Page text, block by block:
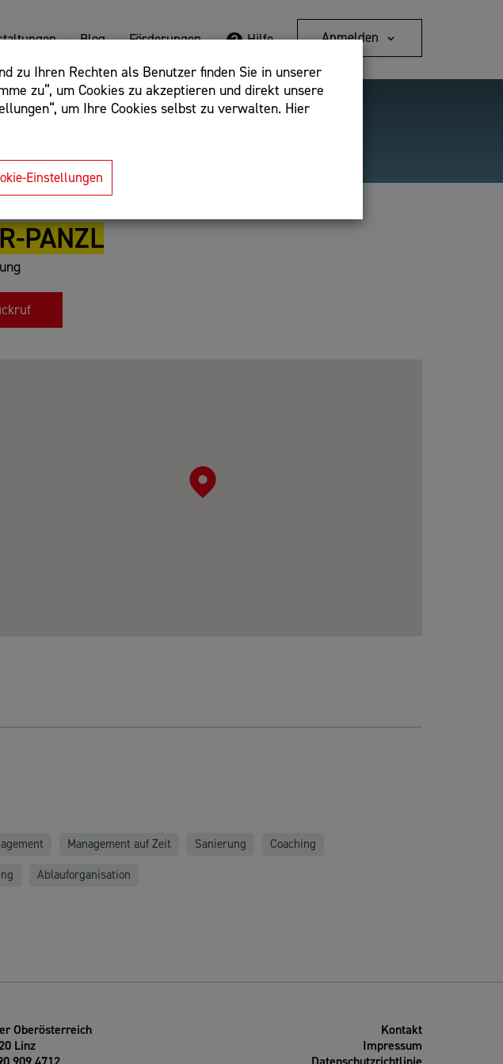
zu Ihren Rechten als Benutzer finden Sie in unserer
zu“, um Cookies zu akzeptieren und direkt unsere
um Ihre Cookies selbst zu verwalten. Hier
Einstellungen
Blog Förderungen Hilfe Anmelden
ausschließen: -webshop,
Detailsuche
PANZL
Management auf Zeit Sanierung
Coaching
Ablauforganisation
Oberösterreich
Linz
Kontakt
Impressum